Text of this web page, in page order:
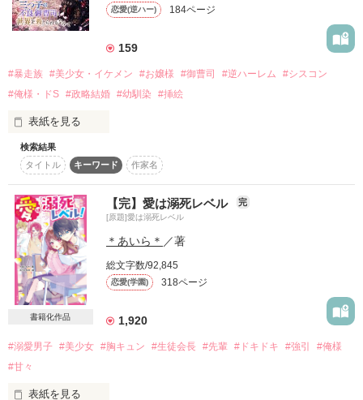
……あのねぇ。
「振り回される」とか言ってるけど
どっちが振り回してんだよって話。
✩┈┈┈┈┈┈┈┈┈┈┈┈✩
翻弄ラブストーリー
可愛い表紙は
小花衣結馨様より( ⁎ᵕᴗᵕ⁎ )
2020.2.20→2020.3.20
2020.03.01
「お前を嫁にすんの、本気だけど？」
…………はぁ！？
ツンデレタイガー
大河 澪
(タイガ ミオ)
脱力系俺様男子
黒岡 鉄也
純情で一途な、恋愛初心者？
「先輩みたいな軽そうな女、俺嫌いなんですよ」
《 花染 静香 》
shizuka hanazome
魅惑の容姿をもつ校内一の美女。
見た目のせいで悪い噂が絶えないが
本当は純粋一途でずっと和泉に片想いしている。
×
《 和泉 悠 》
yu izumi
サッカー部のエースで学年１のモテ男。
静香の後輩。極度の女嫌いで
派手な噂が多い静香を嫌っている。
恋愛(逆ハー) 184ページ
159
#暴走族 #美少女・イケメン #お嬢様 #御曹司 #逆ハーレム
#シスコン
#俺様・ドS #政略結婚 #幼馴染 #挿絵
表紙を見る
西園寺六花【さいおんじりっか】(15歳)は、世間知らずだが好
奇心旺盛の西園寺財閥のお嬢様。学園1の美少女とのウワサ。
六花には2人のくせ強兄がいる。
♡🖤♡
「うーん？恐ろしいことをしてくれたのは六花だよ？俺と1ヶ
月以上も会わないなんて。」
長男で次期後継者の西園寺紫苑【さいおんじしおん】(25歳)は
重度のシスコン。
♡🖤♡
検索結果
タイトル
キーワード 作家名
書籍化作品
【完】愛は溺死レベル 完
[原題]愛は溺死レベル
＊あいら＊ ／著
総文字数/92,845
恋愛(学園) 318ページ
1,920
#溺愛男子 #美少女 #胸キュン #生徒会長 #先輩 #ドキドキ #強引
#俺様
#甘々
表紙を見る